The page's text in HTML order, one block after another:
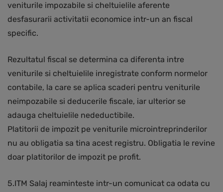
veniturile impozabile si cheltuielile aferente
desfasurarii activitatii economice intr-un an fiscal
specific.
Rezultatul fiscal se determina ca diferenta intre
veniturile si cheltuielile inregistrate conform normelor
contabile, la care se aplica scaderi pentru veniturile
neimpozabile si deducerile fiscale, iar ulterior se
adauga cheltuielile nedeductibile.
Platitorii de impozit pe veniturile microintreprinderilor
nu au obligatia sa tina acest registru. Obligatia le revine
doar platitorilor de impozit pe profit.
5.ITM Salaj reaminteste intr-un comunicat ca odata cu